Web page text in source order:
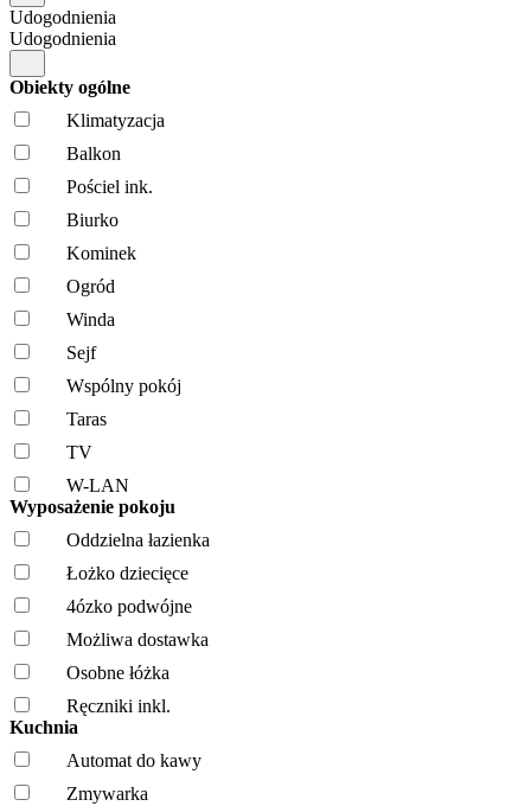
Udogodnienia
Udogodnienia
Obiekty ogólne
Klimatyzacja
Balkon
Pościel ink.
Biurko
Kominek
Ogród
Winda
Sejf
Wspólny pokój
Taras
TV
W-LAN
Wyposażenie pokoju
Oddzielna łazienka
Łożko dziecięce
4ózko podwójne
Możliwa dostawka
Osobne łóżka
Ręczniki inkl.
Kuchnia
Automat do kawy
Zmywarka